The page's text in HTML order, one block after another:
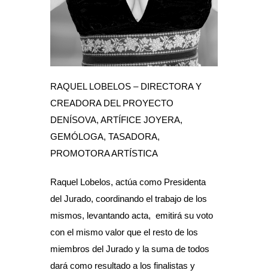
RAQUEL LOBELOS – DIRECTORA Y
CREADORA DEL PROYECTO
DENÍSOVA, ARTÍFICE JOYERA,
GEMÓLOGA, TASADORA,
PROMOTORA ARTÍSTICA
Raquel Lobelos, actúa como Presidenta
del Jurado, coordinando el trabajo de los
mismos, levantando acta, emitirá su voto
con el mismo valor que el resto de los
miembros del Jurado y la suma de todos
dará como resultado a los finalistas y